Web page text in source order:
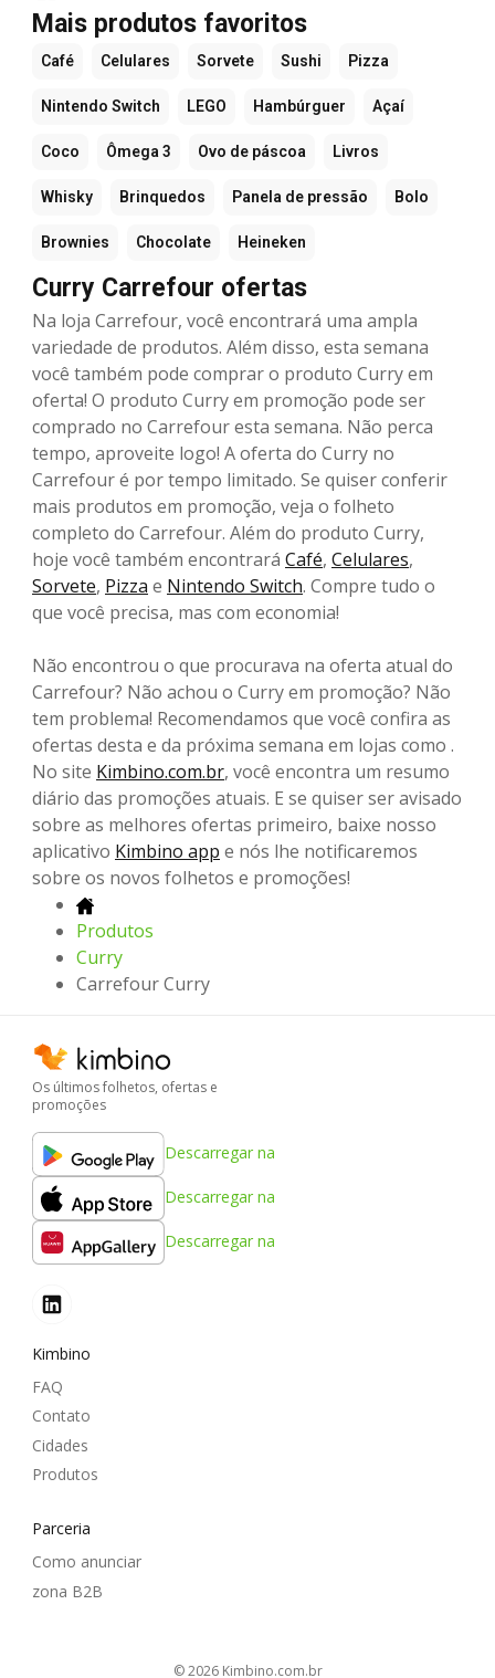
Mais produtos favoritos
Café Celulares Sorvete Sushi Pizza
Nintendo Switch LEGO Hambúrguer Açaí
Coco Ômega 3 Ovo de páscoa Livros
Whisky Brinquedos Panela de pressão Bolo
Brownies Chocolate Heineken
Curry Carrefour ofertas
Na loja Carrefour, você encontrará uma ampla
variedade de produtos. Além disso, esta semana
você também pode comprar o produto Curry em
oferta! O produto Curry em promoção pode ser
comprado no Carrefour esta semana. Não perca
tempo, aproveite logo! A oferta do Curry no
Carrefour é por tempo limitado. Se quiser conferir
mais produtos em promoção, veja o folheto
completo do Carrefour. Além do produto Curry,
hoje você também encontrará Café, Celulares,
Sorvete, Pizza e Nintendo Switch. Compre tudo o
que você precisa, mas com economia!
Não encontrou o que procurava na oferta atual do
Carrefour? Não achou o Curry em promoção? Não
tem problema! Recomendamos que você confira as
ofertas desta e da próxima semana em lojas como .
No site Kimbino.com.br, você encontra um resumo
diário das promoções atuais. E se quiser ser avisado
sobre as melhores ofertas primeiro, baixe nosso
aplicativo Kimbino app e nós lhe notificaremos
sobre os novos folhetos e promoções!
Produtos
Curry
Carrefour Curry
Os últimos folhetos, ofertas e
promoções
Descarregar na
Descarregar na
Descarregar na
Kimbino
FAQ
Contato
Cidades
Produtos
Parceria
Como anunciar
zona B2B
© 2026 kimbino.com.br